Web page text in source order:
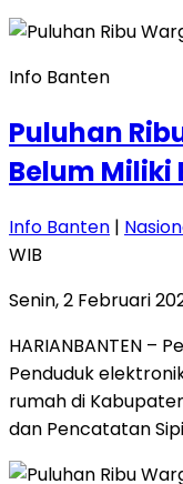
Info Banten
Puluhan
Belum Miliki
Info Banten |
WIB
Senin, 2 Februari
HARIANBANTEN –
Penduduk
rumah di
dan Pencatatan